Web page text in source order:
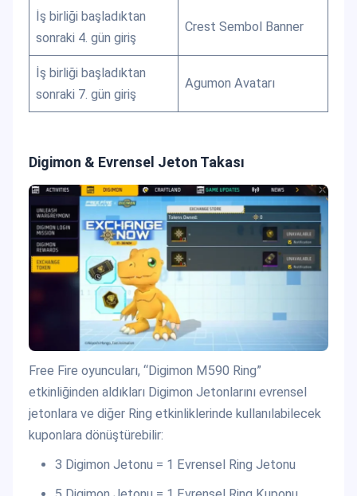
İş birliği başladıktan
sonraki 4. gün giriş
Crest Sembol Banner
İş birliği başladıktan
sonraki 7. gün giriş
Agumon Avatarı
Digimon & Evrensel Jeton Takası
Free Fire oyuncuları, “Digimon M590 Ring”
etkinliğinden aldıkları Digimon Jetonlarını evrensel
jetonlara ve diğer Ring etkinliklerinde kullanılabilecek
kuponlara dönüştürebilir:
3 Digimon Jetonu = 1 Evrensel Ring Jetonu